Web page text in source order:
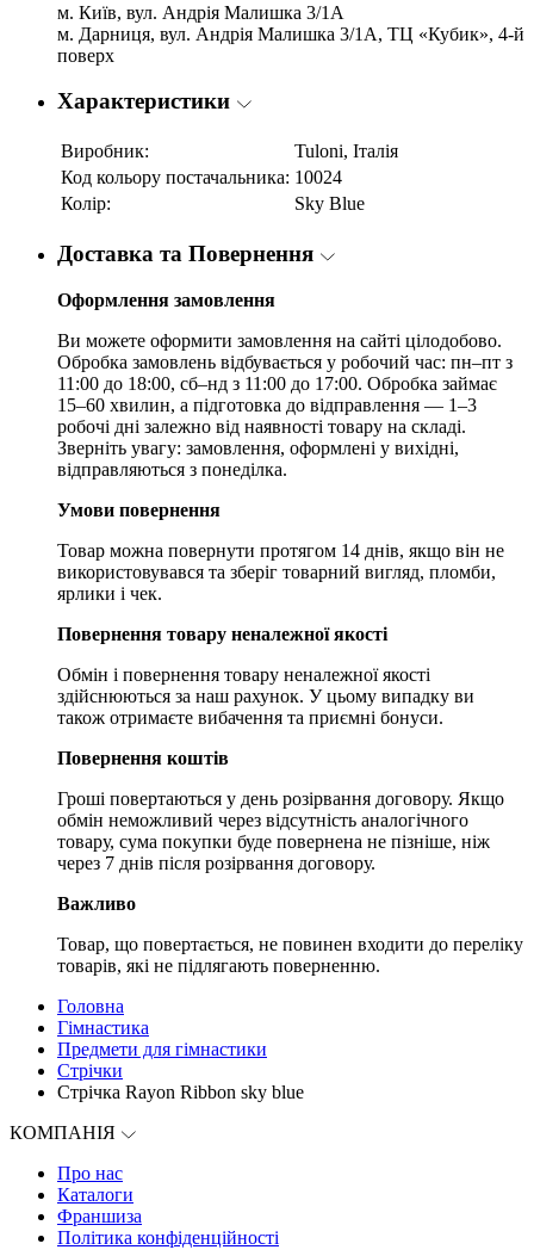
м. Київ, вул. Андрія Малишка 3/1А
м. Дарниця, вул. Андрія Малишка 3/1А, ТЦ «Кубик», 4-й
поверх
Характеристики
Виробник:
Tuloni, Італія
Код кольору постачальника: 10024
Колір:
Sky Blue
Доставка та Повернення
Оформлення замовлення
Ви можете оформити замовлення на сайті цілодобово.
Обробка замовлень відбувається у робочий час: пн–пт з
11:00 до 18:00, сб–нд з 11:00 до 17:00. Обробка займає
15–60 хвилин, а підготовка до відправлення — 1–3
робочі дні залежно від наявності товару на складі.
Зверніть увагу: замовлення, оформлені у вихідні,
відправляються з понеділка.
Умови повернення
Товар можна повернути протягом 14 днів, якщо він не
використовувався та зберіг товарний вигляд, пломби,
ярлики і чек.
Повернення товару неналежної якості
Обмін і повернення товару неналежної якості
здійснюються за наш рахунок. У цьому випадку ви
також отримаєте вибачення та приємні бонуси.
Повернення коштів
Гроші повертаються у день розірвання договору. Якщо
обмін неможливий через відсутність аналогічного
товару, сума покупки буде повернена не пізніше, ніж
через 7 днів після розірвання договору.
Важливо
Товар, що повертається, не повинен входити до переліку
товарів, які не підлягають поверненню.
Головна
Гімнастика
Предмети для гімнастики
Стрічки
Стрічка Rayon Ribbon sky blue
КОМПАНІЯ
Про нас
Каталоги
Франшиза
Політика конфіденційності